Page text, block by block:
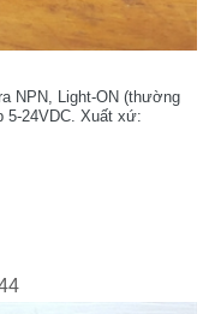
NPN, Light-ON (thường
5-24VDC. Xuất xứ: